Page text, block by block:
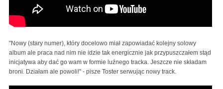
"Nowy (stary numer), który docelowo miał zapowiadać kolejny solowy
album ale praca nad nim nie idzie tak energicznie jak przypuszczałem stąd
inicjatywa aby dać go wam w formie luźnego tracka. Jeszcze nie składam
broni. Działam ale powoli!" - pisze Toster serwując nowy track.